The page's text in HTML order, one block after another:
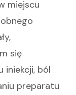
miejscu
się
iniekcji, ból
preparatu